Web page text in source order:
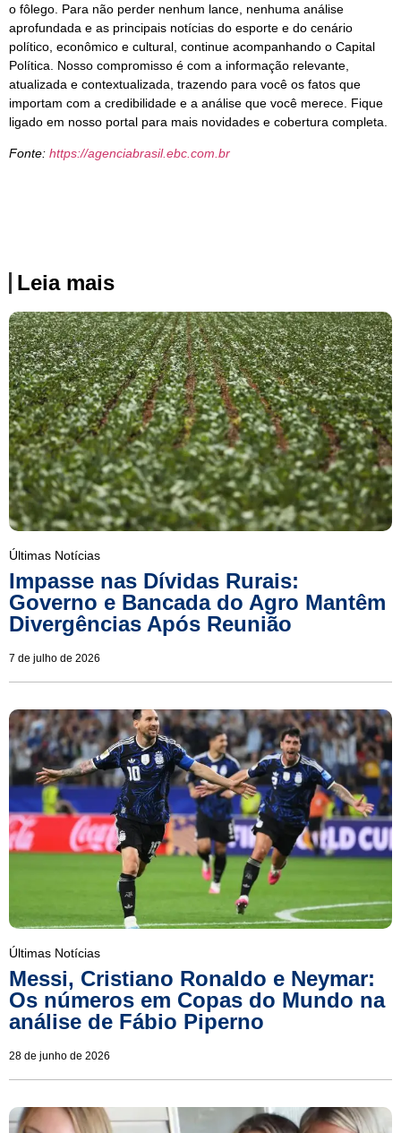
o fôlego. Para não perder nenhum lance, nenhuma análise
aprofundada e as principais notícias do esporte e do cenário
político, econômico e cultural, continue acompanhando o Capital
Política. Nosso compromisso é com a informação relevante,
atualizada e contextualizada, trazendo para você os fatos que
importam com a credibilidade e a análise que você merece. Fique
ligado em nosso portal para mais novidades e cobertura completa.
Fonte: https://agenciabrasil.ebc.com.br
Leia mais
Últimas Notícias
Impasse nas Dívidas Rurais:
Governo e Bancada do Agro Mantêm
Divergências Após Reunião
7 de julho de 2026
Últimas Notícias
Messi, Cristiano Ronaldo e Neymar:
Os números em Copas do Mundo na
análise de Fábio Piperno
28 de junho de 2026